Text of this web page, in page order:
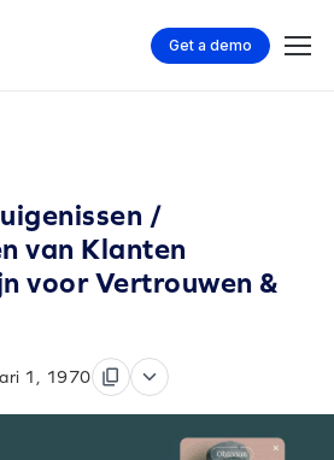
Get a demo
/
van Klanten
voor Vertrouwen &
1, 1970